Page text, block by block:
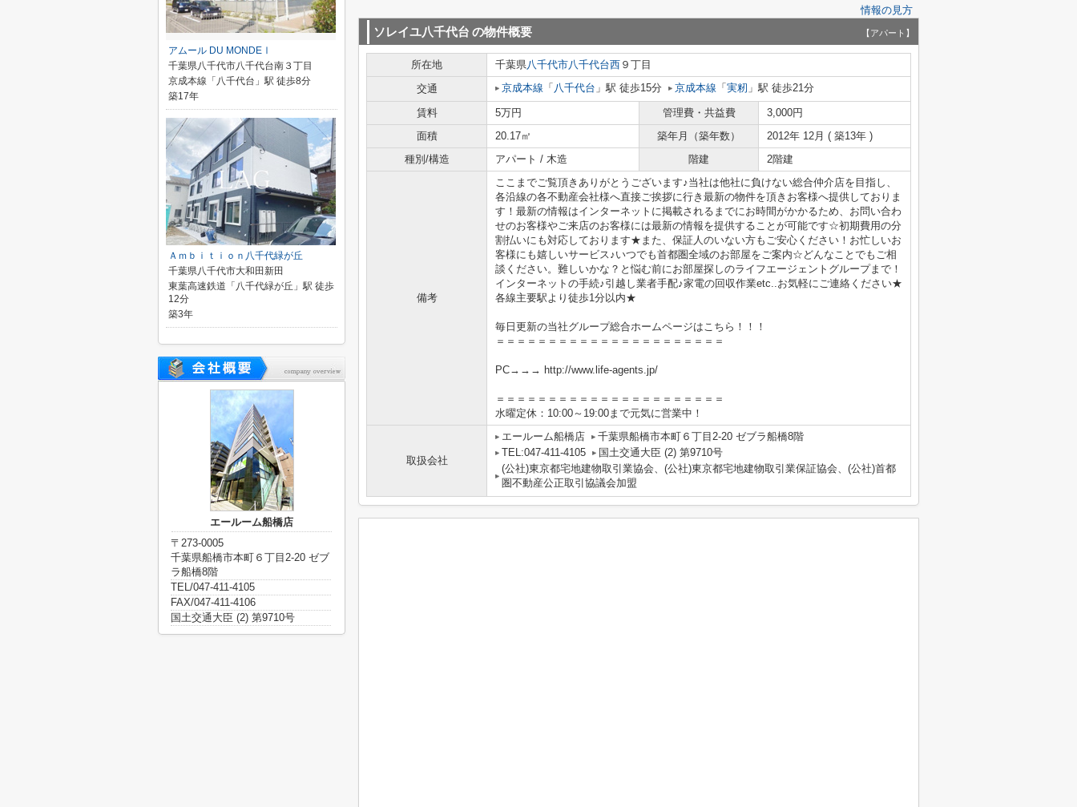
情報の見方
ソレイユ八千代台 の物件概要 【アパート】
所在地 千葉県八千代市八千代台西 ９丁目
交通
京成本線 「 八千代台 」駅 徒歩15分 京成本線 「 実籾 」駅 徒歩21分
賃料 5万円 管理費・共益費
3,000円
面積
20.17㎡ 築年月（築年数）
2012年 12月 ( 築13年 )
種別/構造
アパート / 木造 階建 2階建
備考
ここまでご覧頂きありがとうございます♪当社は他社に負けない総合仲介店を目指し、
各沿線の各不動産会社様へ直接ご挨拶に行き最新の物件を頂きお客様へ提供しておりま
す！最新の情報はインターネットに掲載されるまでにお時間がかかるため、お問い合わ
せのお客様やご来店のお客様には最新の情報を提供することが可能です☆初期費用の分
割払いにも対応しております★また、保証人のいない方もご安心ください！お忙しいお
客様にも嬉しいサービス♪いつでも首都圏全域のお部屋をご案内☆どんなことでもご相
談ください。難しいかな？と悩む前にお部屋探しのライフエージェントグループまで！
インターネットの手続♪引越し業者手配♪家電の回収作業etc..お気軽にご連絡ください★
各線主要駅より徒歩1分以内★
毎日更新の当社グループ総合ホームページはこちら！！！
＝＝＝＝＝＝＝＝＝＝＝＝＝＝＝＝＝＝＝＝＝＝
PC→→→ http://www.life-agents.jp/
＝＝＝＝＝＝＝＝＝＝＝＝＝＝＝＝＝＝＝＝＝＝
水曜定休：10:00～19:00まで元気に営業中！
取扱会社
エールーム船橋店
千葉県船橋市本町６丁目2-20 ゼブラ船橋8階
TEL:047-411-4105
国土交通大臣 (2) 第9710号
(公社)東京都宅地建物取引業協会、(公社)東京都宅地建物取引業保証協会、(公社)首都
圏不動産公正取引協議会加盟
アムール DU MONDEⅠ
千葉県八千代市八千代台南３丁目
京成本線「八千代台」駅 徒歩8分
築17年
Ａｍｂｉｔｉｏｎ八千代緑が丘
千葉県八千代市大和田新田
東葉高速鉄道「八千代緑が丘」駅 徒歩
12分
築3年
エールーム船橋店
〒273-0005
千葉県船橋市本町６丁目2-20 ゼブ
ラ船橋8階
TEL/047-411-4105
FAX/047-411-4106
国土交通大臣 (2) 第9710号